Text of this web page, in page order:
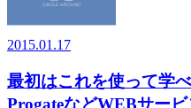
2015.01.17
最初はこれを使って学
ProgateなどWEBサー